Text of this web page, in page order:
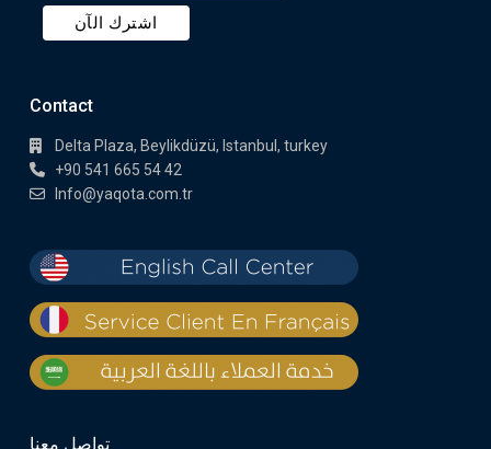
Contact
Delta Plaza, Beylikdüzü, Istanbul, turkey
+90 541 665 54 42
Info@yaqota.com.tr
تواصل معنا